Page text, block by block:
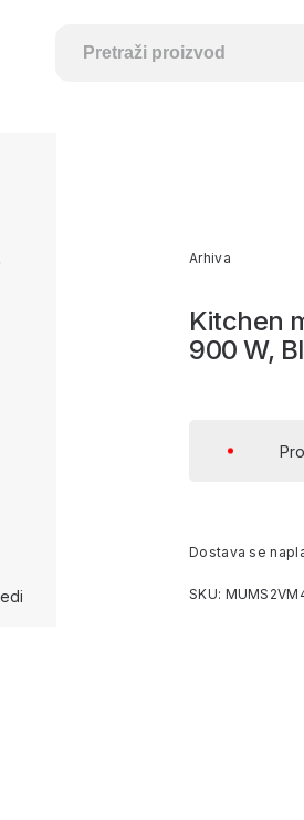
Arhiva
Kitchen
900 W,
Dostava se
SKU: